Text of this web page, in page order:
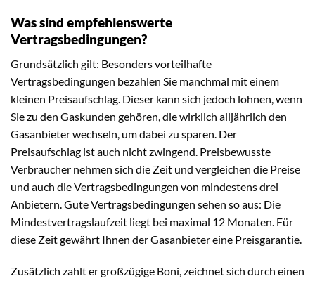
Was sind empfehlenswerte
Vertragsbedingungen?
Grundsätzlich gilt: Besonders vorteilhafte
Vertragsbedingungen bezahlen Sie manchmal mit einem
kleinen Preisaufschlag. Dieser kann sich jedoch lohnen, wenn
Sie zu den Gaskunden gehören, die wirklich alljährlich den
Gasanbieter wechseln, um dabei zu sparen. Der
Preisaufschlag ist auch nicht zwingend. Preisbewusste
Verbraucher nehmen sich die Zeit und vergleichen die Preise
und auch die Vertragsbedingungen von mindestens drei
Anbietern. Gute Vertragsbedingungen sehen so aus: Die
Mindestvertragslaufzeit liegt bei maximal 12 Monaten. Für
diese Zeit gewährt Ihnen der Gasanbieter eine Preisgarantie.
Zusätzlich zahlt er großzügige Boni, zeichnet sich durch einen